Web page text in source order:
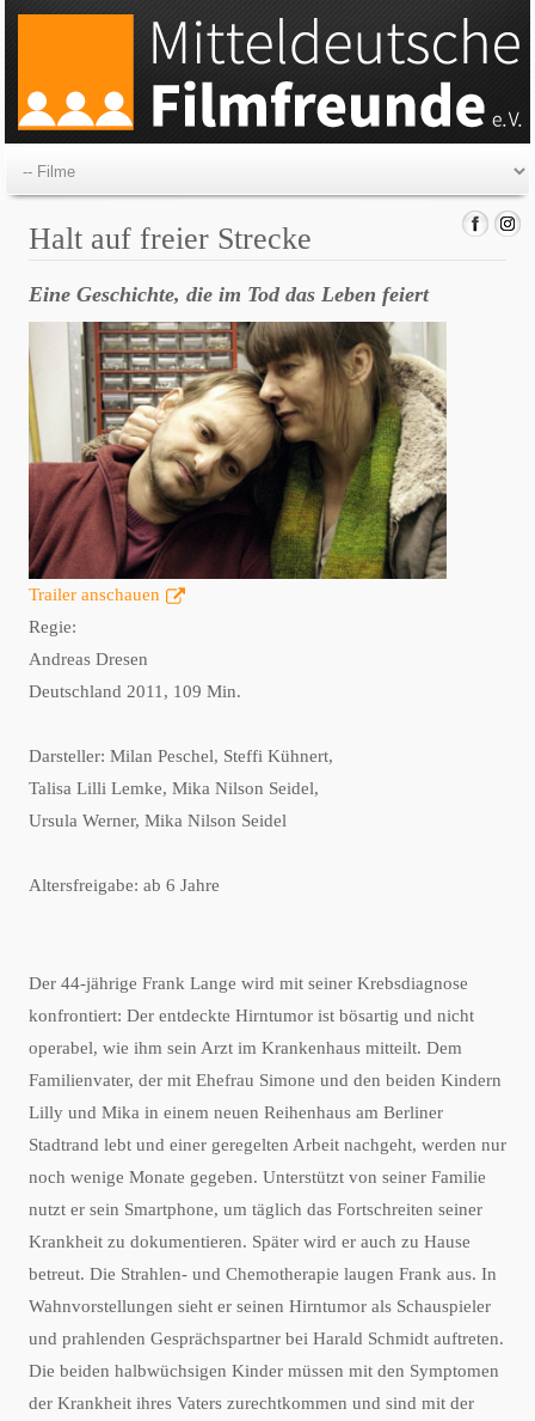
Halt auf freier Strecke
Eine Geschichte, die im Tod das Leben feiert
Trailer anschauen
Regie:
Andreas Dresen
Deutschland 2011, 109 Min.
Darsteller: Milan Peschel, Steffi Kühnert,
Talisa Lilli Lemke, Mika Nilson Seidel,
Ursula Werner, Mika Nilson Seidel
Altersfreigabe: ab 6 Jahre
Der 44-jährige Frank Lange wird mit seiner Krebsdiagnose
konfrontiert: Der entdeckte Hirntumor ist bösartig und nicht
operabel, wie ihm sein Arzt im Krankenhaus mitteilt. Dem
Familienvater, der mit Ehefrau Simone und den beiden Kindern
Lilly und Mika in einem neuen Reihenhaus am Berliner
Stadtrand lebt und einer geregelten Arbeit nachgeht, werden nur
noch wenige Monate gegeben. Unterstützt von seiner Familie
nutzt er sein Smartphone, um täglich das Fortschreiten seiner
Krankheit zu dokumentieren. Später wird er auch zu Hause
betreut. Die Strahlen- und Chemotherapie laugen Frank aus. In
Wahnvorstellungen sieht er seinen Hirntumor als Schauspieler
und prahlenden Gesprächspartner bei Harald Schmidt auftreten.
Die beiden halbwüchsigen Kinder müssen mit den Symptomen
der Krankheit ihres Vaters zurechtkommen und sind mit der